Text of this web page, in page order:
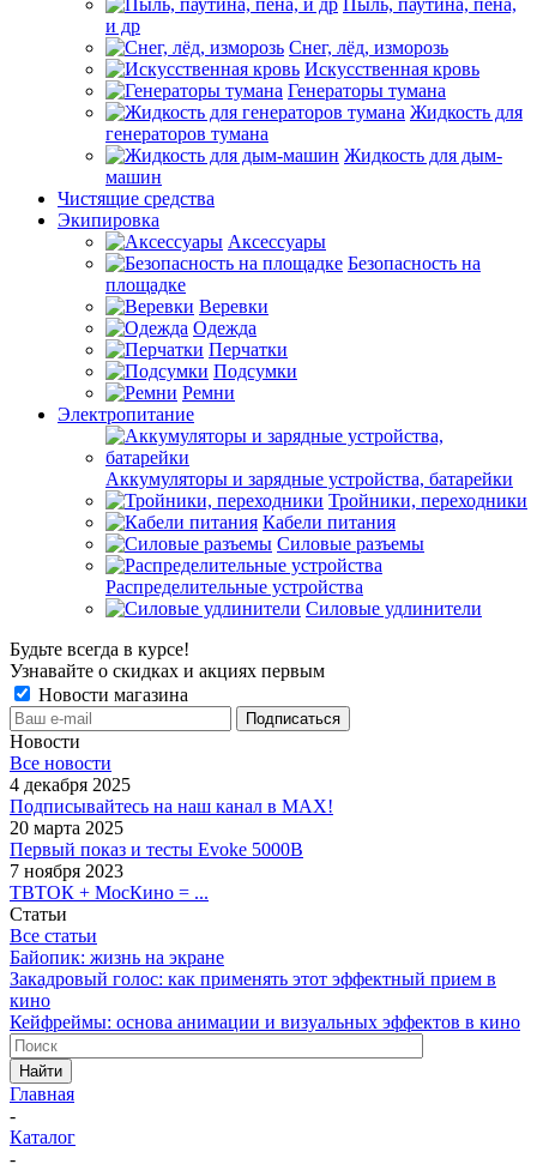
Пыль, паутина, пена,
и др
Снег, лёд, изморозь
Искусственная кровь
Генераторы тумана
Жидкость для
генераторов тумана
Жидкость для дым-
машин
Чистящие средства
Экипировка
Аксессуары
Безопасность на
площадке
Веревки
Одежда
Перчатки
Подсумки
Ремни
Электропитание
Аккумуляторы и зарядные устройства, батарейки
Тройники, переходники
Кабели питания
Силовые разъемы
Распределительные устройства
Силовые удлинители
Будьте всегда в курсе!
Узнавайте о скидках и акциях первым
Новости магазина
Новости
Все новости
4 декабря 2025
Подписывайтесь на наш канал в MAX!
20 марта 2025
Первый показ и тесты Evoke 5000B
7 ноября 2023
ТВТОК + МосКино = ...
Статьи
Все статьи
Байопик: жизнь на экране
Закадровый голос: как применять этот эффектный прием в
кино
Кейфреймы: основа анимации и визуальных эффектов в кино
Найти
Главная
-
Каталог
-